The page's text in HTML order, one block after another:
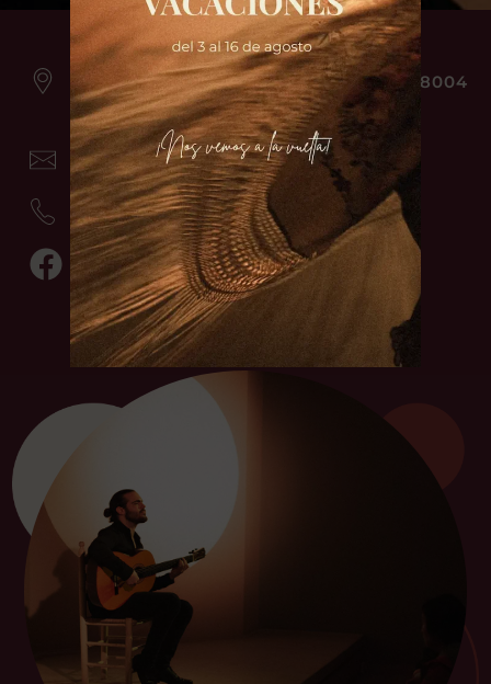
C. del Conde de Xiquena, 6, Centro, 28004
Madrid
entradas@flamencocultural.com
+34 689 48 92 58